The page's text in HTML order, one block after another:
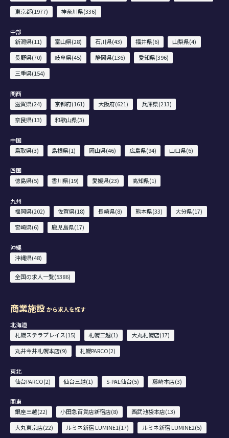
東京都(1977)
神奈川県(336)
中部
新潟県(11)
富山県(28) 石川県(43) 福井県(6)
山梨県(4)
長野県(70)
岐阜県(45) 静岡県(136)
愛知県(396)
三重県(154)
関西
滋賀県(24)
京都府(161) 大阪府(621)
兵庫県(213)
奈良県(13)
和歌山県(3)
中国
鳥取県(3)
島根県(1) 岡山県(46) 広島県(94) 山口県(6)
四国
徳島県(5)
香川県(19) 愛媛県(23) 高知県(1)
九州
福岡県(202)
佐賀県(18) 長崎県(8) 熊本県(33)
大分県(17)
宮崎県(6)
鹿児島県(17)
沖縄
沖縄県(48)
全国の求人一覧(5386)
商業施設から求人を探す
北海道
札幌ステラプレイス(15)
札幌三越(1)
大丸札幌店(17)
丸井今井札幌本店(9)
札幌PARCO(2)
東北
仙台PARCO(2)
仙台三越(1) S-PAL仙台(5) 藤崎本店(3)
関東
銀座三越(22)
小田急百貨店新宿店(8)
西武池袋本店(13)
大丸東京店(22)
ルミネ新宿 LUMINE1(17)
ルミネ新宿 LUMINE2(5)